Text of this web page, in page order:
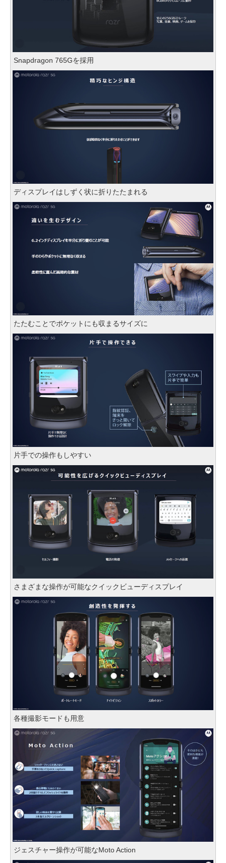
Snapdragon 765Gを採用
ディスプレイはしずく状に折りたたまれる
たたむことでポケットにも収まるサイズに
片手での操作もしやすい
さまざまな操作が可能なクイックビューディスプレイ
各種撮影モードも用意
ジェスチャー操作が可能なMoto Action